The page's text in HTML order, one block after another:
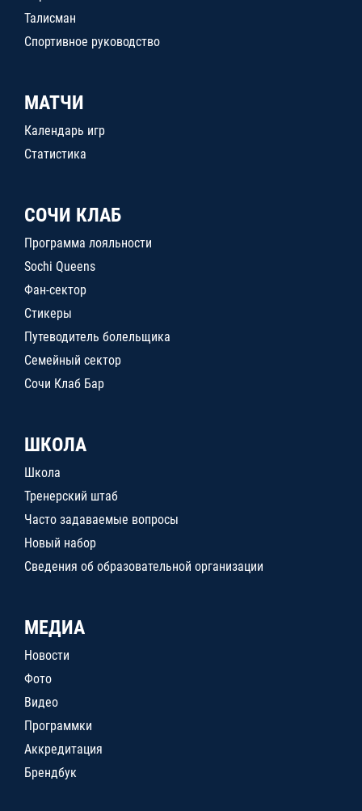
Талисман
Спортивное руководство
МАТЧИ
Календарь игр
Статистика
СОЧИ КЛАБ
Программа лояльности
Sochi Queens
Фан-сектор
Стикеры
Путеводитель болельщика
Семейный сектор
Сочи Клаб Бар
ШКОЛА
Школа
Тренерский штаб
Часто задаваемые вопросы
Новый набор
Сведения об образовательной организации
МЕДИА
Новости
Фото
Видео
Программки
Аккредитация
Брендбук